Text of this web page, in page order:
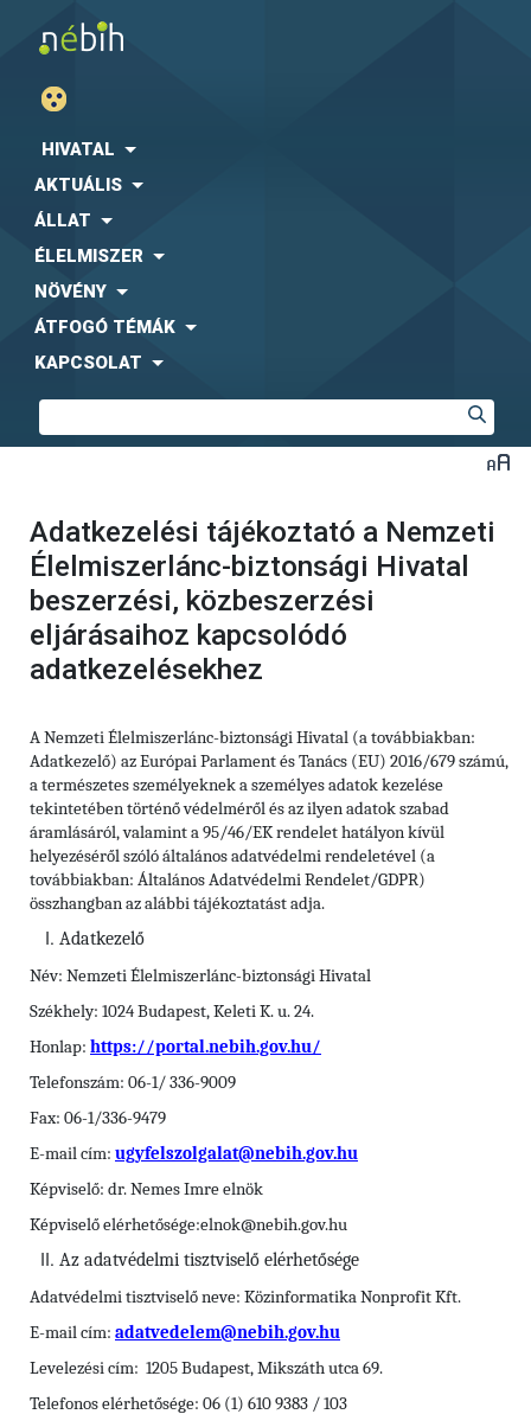
HIVATAL
AKTUÁLIS
ÁLLAT
ÉLELMISZER
NÖVÉNY
ÁTFOGÓ TÉMÁK
KAPCSOLAT
Adatkezelési tájékoztató a Nemzeti
Élelmiszerlánc-biztonsági Hivatal
beszerzési, közbeszerzési
eljárásaihoz kapcsolódó
adatkezelésekhez
A Nemzeti Élelmiszerlánc-biztonsági Hivatal (a továbbiakban:
Adatkezelő) az Európai Parlament és Tanács (EU) 2016/679 számú,
a természetes személyeknek a személyes adatok kezelése
tekintetében történő védelméről és az ilyen adatok szabad
áramlásáról, valamint a 95/46/EK rendelet hatályon kívül
helyezéséről szóló általános adatvédelmi rendeletével (a
továbbiakban: Általános Adatvédelmi Rendelet/GDPR)
összhangban az alábbi tájékoztatást adja.
Adatkezelő
Név: Nemzeti Élelmiszerlánc-biztonsági Hivatal
Székhely: 1024 Budapest, Keleti K. u. 24.
Honlap: https://portal.nebih.gov.hu/
Telefonszám: 06-1/ 336-9009
Fax: 06-1/336-9479
E-mail cím: ugyfelszolgalat@nebih.gov.hu
Képviselő: dr. Nemes Imre elnök
Képviselő elérhetősége:elnok@nebih.gov.hu
Az adatvédelmi tisztviselő elérhetősége
Adatvédelmi tisztviselő neve: Közinformatika Nonprofit Kft.
E-mail cím: adatvedelem@nebih.gov.hu
Levelezési cím: 1205 Budapest, Mikszáth utca 69.
Telefonos elérhetősége: 06 (1) 610 9383 / 103